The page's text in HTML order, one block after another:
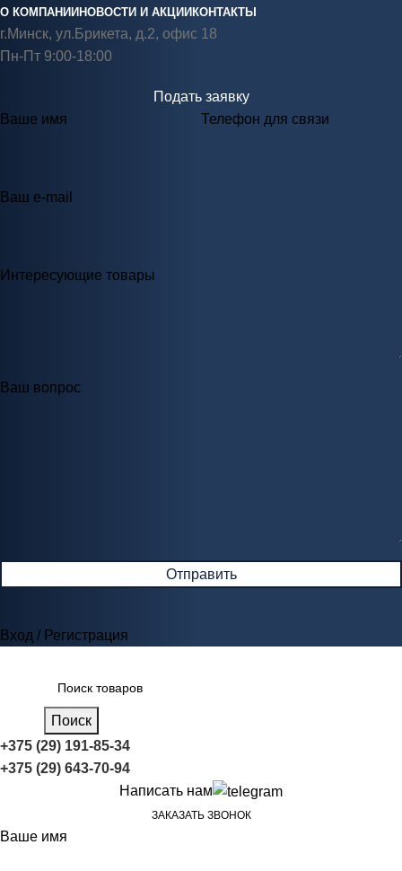
О КОМПАНИИ НОВОСТИ И АКЦИИ КОНТАКТЫ
г.Минск, ул.Брикета, д.2, офис 18
Пн-Пт 9:00-18:00
Подать заявку
Ваше имя
Телефон для связи
Ваш e-mail
Интересующие товары
Ваш вопрос
Вход / Регистрация
Поиск
+375 (29) 191-85-34
+375 (29) 643-70-94
Написать нам
ЗАКАЗАТЬ ЗВОНОК
Ваше имя